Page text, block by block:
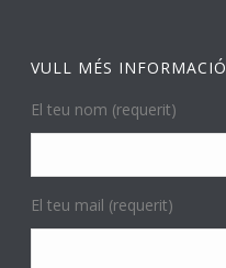
VULL MÉS INFORMACIÓ
El teu nom (requerit)
El teu mail (requerit)